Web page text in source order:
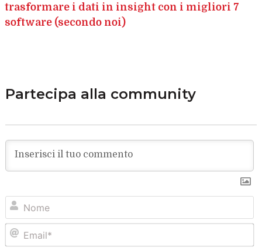
trasformare i dati in insight con i migliori 7
software (secondo noi)
Partecipa alla community